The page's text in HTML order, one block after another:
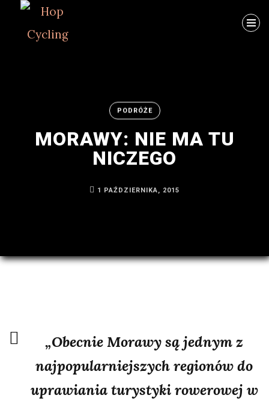
PODRÓŻE
MORAWY: NIE MA TU
NICZEGO
1 PAŹDZIERNIKA, 2015
„Obecnie Morawy są jednym z
najpopularniejszych regionów do
uprawiania turystyki rowerowej w
Szukaj
w
małym
kołem